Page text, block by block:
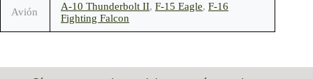
Avión A-10 Thunderbolt II, F-15 Eagle, F-16
Fighting Falcon